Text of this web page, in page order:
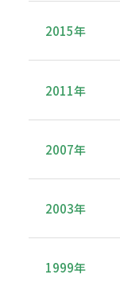
2015年
2011年
2007年
2003年
1999年